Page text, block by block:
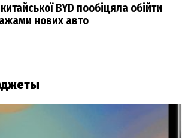
BYD пообіцяла обійти
нових авто